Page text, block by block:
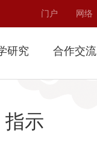
门户 网络
研究 合作交流
指示